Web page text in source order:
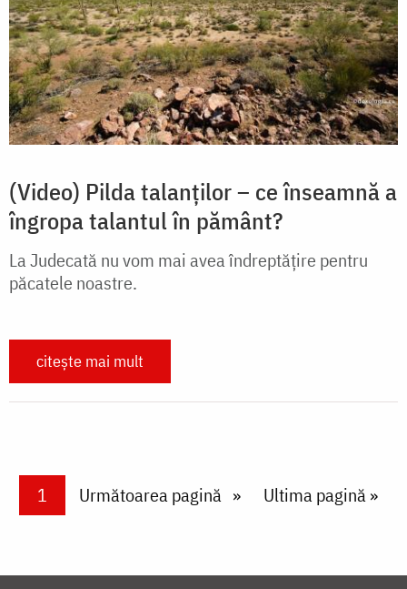
(Video) Pilda talanților – ce înseamnă a
îngropa talantul în pământ?
La Judecată nu vom mai avea îndreptățire pentru
păcatele noastre.
citește mai mult
PaginareCurrent page
1 Next page
Următoarea pagină Last page
Ultima pagină »